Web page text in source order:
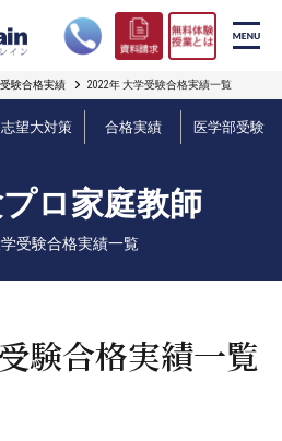
強み
験合格実績 2022年 大学受験合格実績一覧
志望大対策 合格実績 医学部受験
ロ家庭教師
学受験合格実績一覧
験合格実績一覧